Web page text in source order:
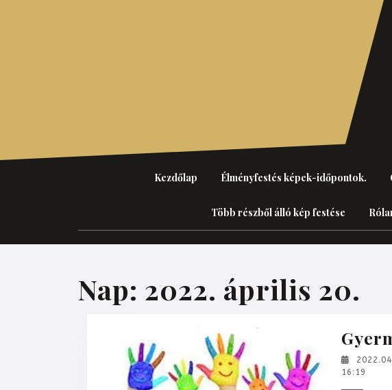
Kezdőlap Élményfestés képek-időpontok.
Több részből álló kép festése
Nap: 2022. április 20.
16:19